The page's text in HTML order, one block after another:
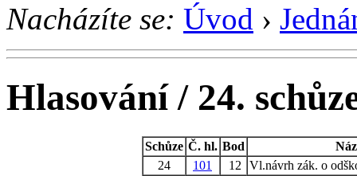
Nacházíte se: Úvod ›
Hlasování / 24.
Schůze Č. hl. Bod
24
101 12
Vl.návrh zák. o